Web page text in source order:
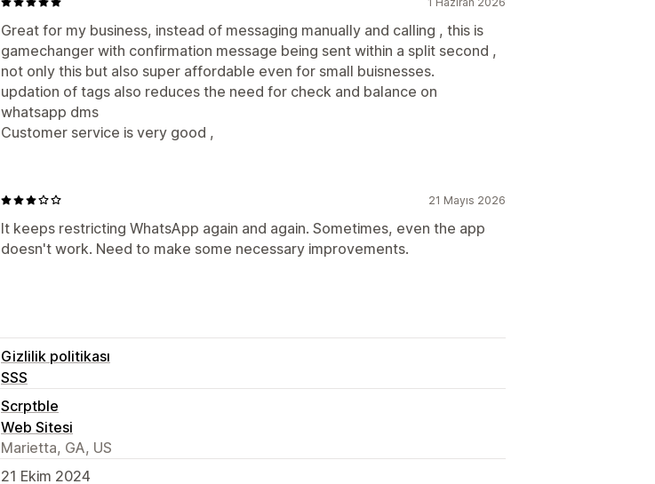
Great for my business, instead of messaging manually and calling , this is
gamechanger with confirmation message being sent within a split second ,
not only this but also super affordable even for small buisnesses.
updation of tags also reduces the need for check and balance on
whatsapp dms
Customer service is very good ,
21 Mayıs 2026
It keeps restricting WhatsApp again and again. Sometimes, even the app
doesn't work. Need to make some necessary improvements.
Gizlilik politikası
SSS
Scrptble
Web Sitesi
Marietta, GA, US
21 Ekim 2024